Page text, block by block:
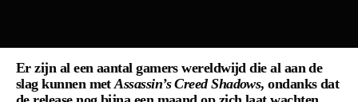
Er zijn al een aantal gamers wereldwijd die al aan de
slag kunnen metAssassin’s Creed Shadows, ondanks dat